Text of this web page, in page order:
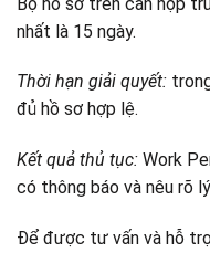
nhất là 15 ngày.
Thời hạn giải quyết:
đủ hồ sơ hợp lệ.
Kết quả thủ tục: Work
có thông báo và nêu rõ
Để được tư vấn và hỗ